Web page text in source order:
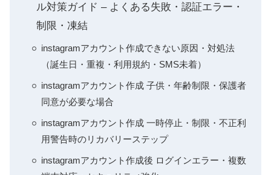
ル対策ガイド – よくある失敗・認証エラー・
制限・凍結
instagramアカウント作成できない原因・対処法
（誕生日・重複・利用規約・SMS未着）
instagramアカウント作成 子供・年齢制限・保護者
同意が必要な場合
instagramアカウント作成 一時停止・制限・不正利
用警告時のリカバリーステップ
instagramアカウント作成後 ログインエラー・複数